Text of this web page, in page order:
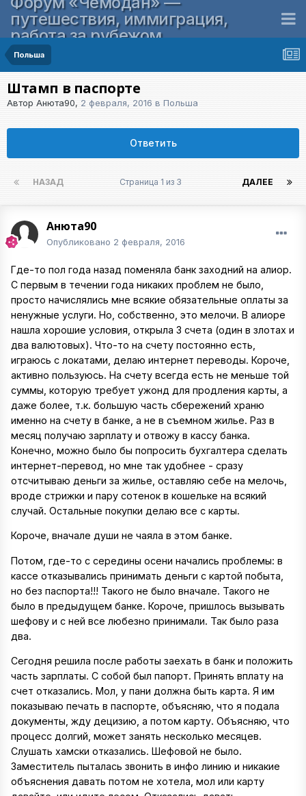
путешествия, иммиграция,
работа за рубежом
Польша
Штамп в паспорте
Автор Анюта90, 2 февраля, 2016 в Польша
Ответить
НАЗАД ДАЛЕЕ
Страница 1 из 3
Анюта90
Опубликовано 2 февраля, 2016
Где-то пол года назад поменяла банк заходний на алиор.
С первым в течении года никаких проблем не было,
просто начислялись мне всякие обязательные оплаты за
ненужные услуги. Но, собственно, это мелочи. В алиоре
нашла хорошие условия, открыла 3 счета (один в злотах и
два валютовых). Что-то на счету постоянно есть,
играюсь с локатами, делаю интернет переводы. Короче,
активно пользуюсь. На счету всегда есть не меньше той
суммы, которую требует ужонд для продления карты, а
даже более, т.к. большую часть сбережений храню
именно на счету в банке, а не в съемном жилье. Раз в
месяц получаю зарплату и отвожу в кассу банка.
Конечно, можно было бы попросить бухгалтера сделать
интернет-перевод, но мне так удобнее - сразу
отсчитываю деньги за жилье, оставляю себе на мелочь,
вроде стрижки и пару сотенок в кошельке на всякий
случай. Остальные покупки делаю все с карты.
Короче, вначале души не чаяла в этом банке.
Потом, где-то с середины осени начались проблемы: в
кассе отказывались принимать деньги с картой побыта,
но без паспорта!!! Такого не было вначале. Такого не
было в предыдущем банке. Короче, пришлось вызывать
шефову и с ней все любезно принимали. Так было раза
два.
Сегодня решила после работы заехать в банк и положить
часть зарплаты. С собой был папорт. Принять вплату на
счет отказались. Мол, у пани должна быть карта. Я им
показываю печать в паспорте, объясняю, что я подала
документы, жду децизию, а потом карту. Объясняю, что
процесс долгий, может занять несколько месяцев.
Слушать хамски отказались. Шефовой не было.
Заместитель пыталась звонить в инфо линию и никакие
объяснения давать потом не хотела, мол или карту